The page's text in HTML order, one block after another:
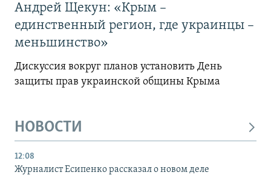
Андрей Щекун: «Крым –
единственный регион, где украинцы –
меньшинство»
Дискуссия вокруг планов установить День
защиты прав украинской общины Крыма
НОВОСТИ
12:08
Журналист Есипенко рассказал о новом деле